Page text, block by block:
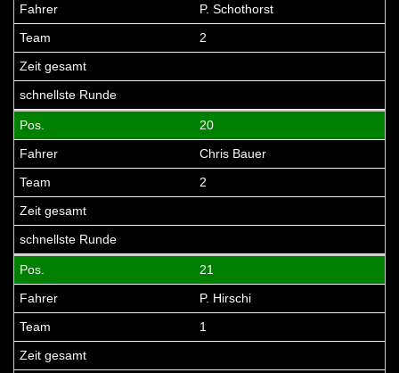
P. Schothorst
2
20
Chris Bauer
2
21
P. Hirschi
1